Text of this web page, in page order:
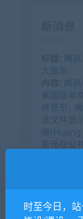
时至今日，